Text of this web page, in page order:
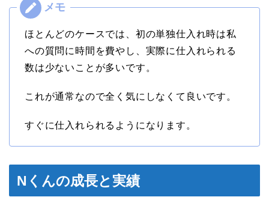
ほとんどのケースでは、初の単独仕入れ時は私
への質問に時間を費やし、実際に仕入れられる
数は少ないことが多いです。
これが通常なので全く気にしなくて良いです。
すぐに仕入れられるようになります。
Nくんの成長と実績